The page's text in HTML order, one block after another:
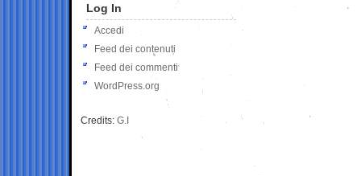
Log In
Accedi
Feed dei contenuti
Feed dei commenti
WordPress.org
Credits: G.I